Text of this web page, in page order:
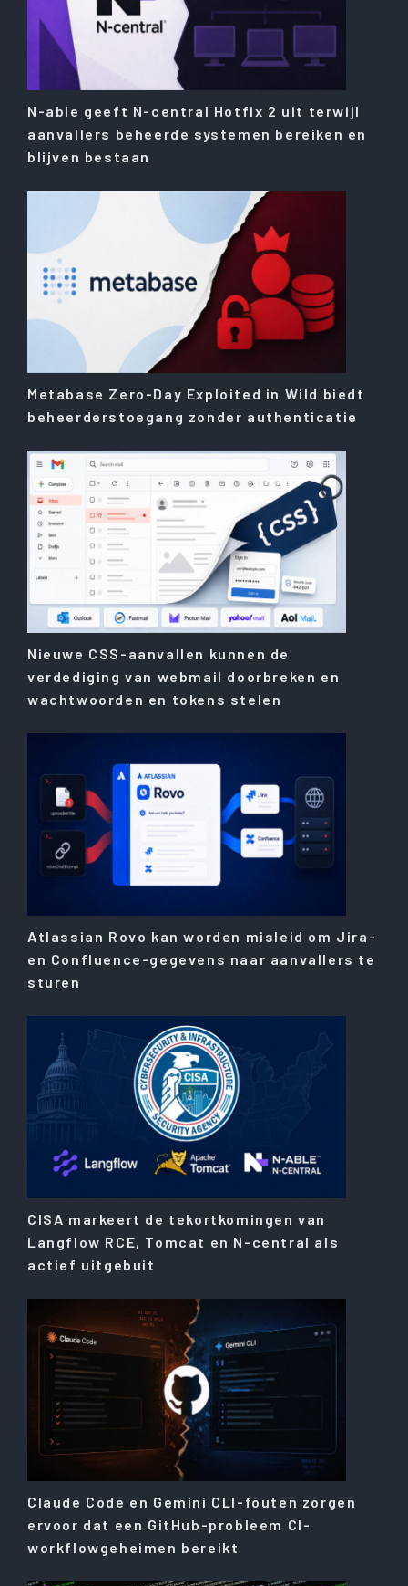
N-able geeft N-central Hotfix 2 uit terwijl
aanvallers beheerde systemen bereiken en
blijven bestaan
Metabase Zero-Day Exploited in Wild biedt
beheerderstoegang zonder authenticatie
Nieuwe CSS-aanvallen kunnen de
verdediging van webmail doorbreken en
wachtwoorden en tokens stelen
Atlassian Rovo kan worden misleid om Jira-
en Confluence-gegevens naar aanvallers te
sturen
CISA markeert de tekortkomingen van
Langflow RCE, Tomcat en N-central als
actief uitgebuit
Claude Code en Gemini CLI-fouten zorgen
ervoor dat een GitHub-probleem CI-
workflowgeheimen bereikt